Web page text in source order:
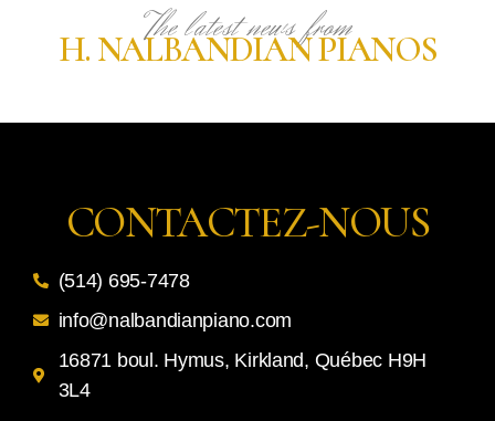
The latest news from
H. NALBANDIAN PIANOS
CONTACTEZ-NOUS
(514) 695-7478
info@nalbandianpiano.com
16871 boul. Hymus, Kirkland, Québec H9H
3L4